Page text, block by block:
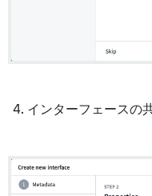
インターフェースの